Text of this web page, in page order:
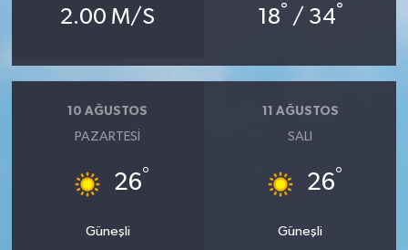
2.00 M/S 18° / 34°
10 AĞUSTOS
PAZARTESI
26°
Güneşli
11 AĞUSTOS
SALI
26°
Güneşli